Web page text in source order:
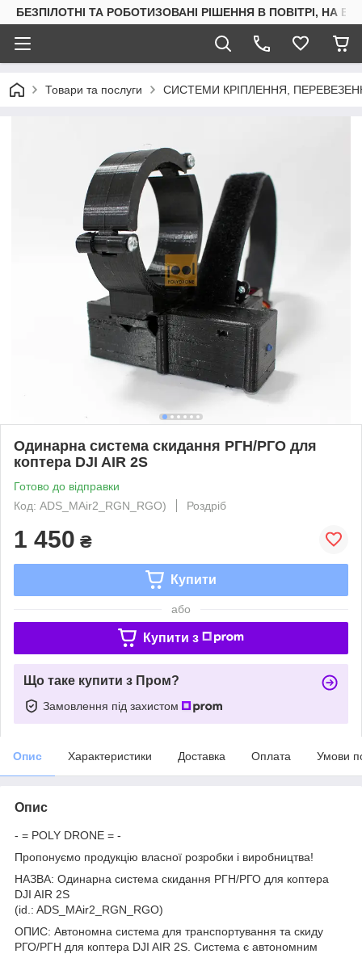
БЕЗПІЛОТНІ ТА РОБОТИЗОВАНІ РІШЕННЯ В ПОВІТРІ, НА
Товари та послуги СИСТЕМИ КРІПЛЕННЯ,
Одинарна система скидання РГН/РГО для
коптера DJI AIR 2S
Готово до відправки
Код: ADS_MAir2_RGN_RGO)
Роздріб
1 450 ₴
Купити
або
Купити з
Що таке купити з Пром?
Замовлення під захистом
Опис Характеристики Доставка Оплата Умови
Опис
- = POLY DRONE = -
Пропонуємо продукцію власної розробки і виробництва!
НАЗВА: Одинарна система скидання РГН/РГО для коптера
DJI AIR 2S
(id.: ADS_MAir2_RGN_RGO)
ОПИС: Автономна система для транспортування та скиду
РГО/РГН для коптера DJI AIR 2S. Система є автономним